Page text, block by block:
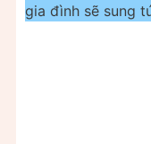
gia đình sẽ sung